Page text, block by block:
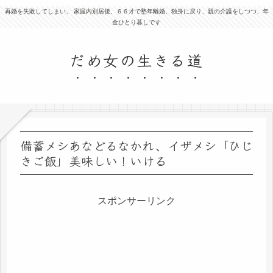
再婚を失敗してしまい、 家庭内別居後、６６才で塾年離婚、独身に戻り、親の介護をしつつ、年
金ひとり暮しです
だめ女の生きる道
備蓄メシあなどるなかれ、イザメシ「ひじ
きご飯」美味しい！いける
スポンサーリンク